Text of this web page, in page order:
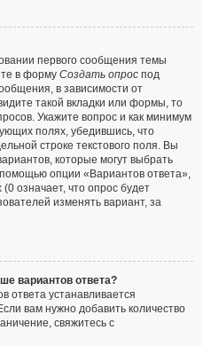
первого сообщения темы
в форму Создать опрос под
в зависимости от
такой вкладки или формы, то
Укажите вопрос и как минимум
полях, убедившись, что
строке текстового поля. Вы
которые могут выбрать
опции «Вариантов ответа»,
означает, что опрос будет
изменять вариант, за
вариантов ответа?
ответа устанавливается
вам нужно добавить количество
свяжитесь с